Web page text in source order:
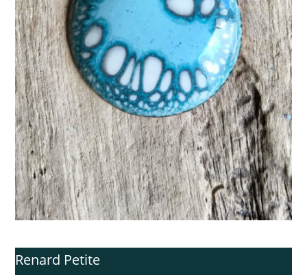
Renard Petite